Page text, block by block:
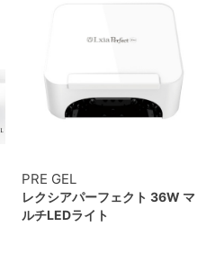
PRE GEL
レクシアパーフェクト 36W マ
ルチLEDライト